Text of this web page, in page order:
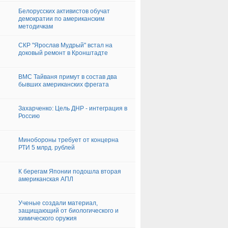
Белорусских активистов обучат
демократии по американским
методичкам
СКР "Ярослав Мудрый" встал на
доковый ремонт в Кронштадте
ВМС Тайваня примут в состав два
бывших американских фрегата
Захарченко: Цель ДНР - интеграция в
Россию
Минобороны требует от концерна
РТИ 5 млрд. рублей
К берегам Японии подошла вторая
американская АПЛ
Ученые создали материал,
защищающий от биологического и
химического оружия